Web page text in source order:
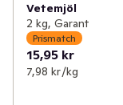
Vetemjöl
2 kg, Garant
Prismatch
15,95 kr
7,98 kr /kg